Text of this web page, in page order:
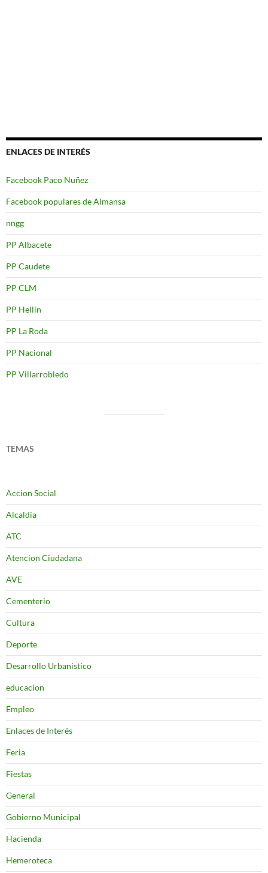
ENLACES DE INTERÉS
Facebook Paco Nuñez
Facebook populares de Almansa
nngg
PP Albacete
PP Caudete
PP CLM
PP Hellin
PP La Roda
PP Nacional
PP Villarrobledo
TEMAS
Accion Social
Alcaldia
ATC
Atencion Ciudadana
AVE
Cementerio
Cultura
Deporte
Desarrollo Urbanistico
educacion
Empleo
Enlaces de Interés
Feria
Fiestas
General
Gobierno Municipal
Hacienda
Hemeroteca